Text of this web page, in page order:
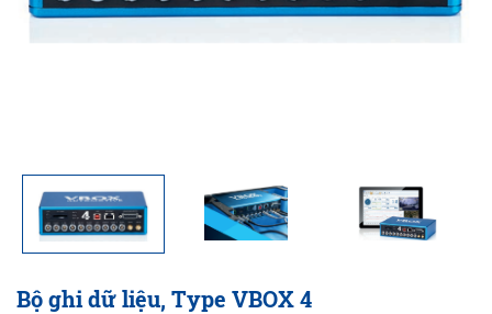
Bộ ghi dữ liệu, Type VBOX 4